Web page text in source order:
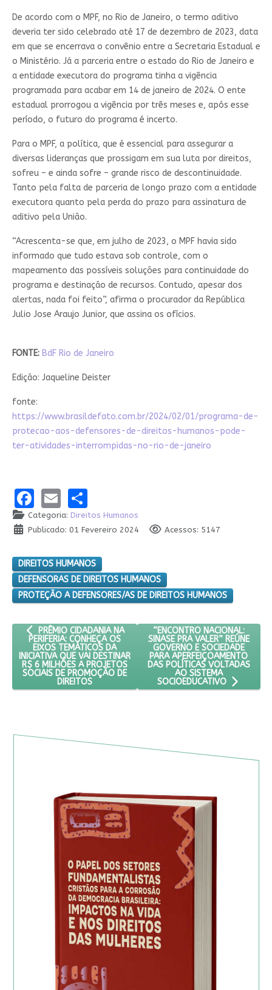
De acordo com o MPF, no Rio de Janeiro, o termo aditivo
deveria ter sido celebrado até 17 de dezembro de 2023, data
em que se encerrava o convênio entre a Secretaria Estadual e
o Ministério. Já a parceria entre o estado do Rio de Janeiro e
a entidade executora do programa tinha a vigência
programada para acabar em 14 de janeiro de 2024. O ente
estadual prorrogou a vigência por três meses e, após esse
período, o futuro do programa é incerto.
Para o MPF, a política, que é essencial para assegurar a
diversas lideranças que prossigam em sua luta por direitos,
sofreu – e ainda sofre – grande risco de descontinuidade.
Tanto pela falta de parceria de longo prazo com a entidade
executora quanto pela perda do prazo para assinatura de
aditivo pela União.
“Acrescenta-se que, em julho de 2023, o MPF havia sido
informado que tudo estava sob controle, com o
mapeamento das possíveis soluções para continuidade do
programa e destinação de recursos. Contudo, apesar dos
alertas, nada foi feito”, afirma o procurador da República
Julio Jose Araujo Junior, que assina os ofícios.
FONTE: BdF Rio de Janeiro
Edição: Jaqueline Deister
fonte:
https://www.brasildefato.com.br/2024/02/01/programa-de-
protecao-aos-defensores-de-direitos-humanos-pode-
ter-atividades-interrompidas-no-rio-de-janeiro
Facebook
EmailShare
Categoria: Direitos Humanos
Publicado: 01 Fevereiro 2024
Acessos: 5147
DIREITOS HUMANOS
DEFENSORAS DE DIREITOS HUMANOS
PROTEÇÃO A DEFENSORES/AS DE DIREITOS HUMANOS
ARTIGO ANTERIOR: PRÊMIO CIDADANIA NA PERIFERIA:
PRÊMIO CIDADANIA NA
PERIFERIA: CONHEÇA OS
EIXOS TEMÁTICOS DA
INICIATIVA QUE VAI DESTINAR
R$ 6 MILHÕES A PROJETOS
SOCIAIS DE PROMOÇÃO DE
DIREITOS
PRÓXIMO ARTIGO:
“ENCONTRO NACIONAL:
SINASE PRA VALER” REÚNE
GOVERNO E SOCIEDADE
PARA APERFEIÇOAMENTO
DAS POLÍTICAS VOLTADAS
AO SISTEMA
SOCIOEDUCATIVO